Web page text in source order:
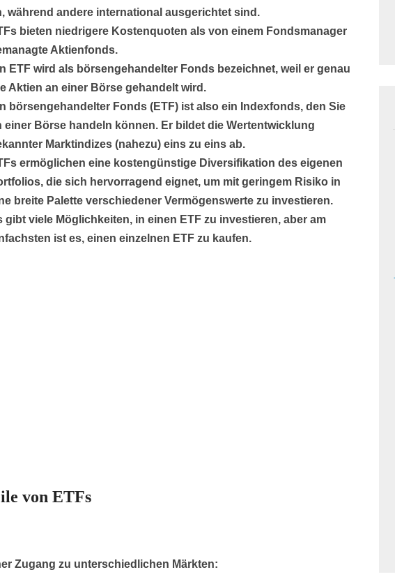
während andere international ausgerichtet sind.
bieten niedrigere Kostenquoten als von einem Fondsmanager
Aktienfonds.
ETF wird als börsengehandelter Fonds bezeichnet, weil er genau
Aktien an einer Börse gehandelt wird.
börsengehandelter Fonds (ETF) ist also ein Indexfonds, den Sie
einer Börse handeln können. Er bildet die Wertentwicklung
Marktindizes (nahezu) eins zu eins ab.
ermöglichen eine kostengünstige Diversifikation des eigenen
die sich hervorragend eignet, um mit geringem Risiko in
breite Palette verschiedener Vermögenswerte zu investieren.
gibt viele Möglichkeiten, in einen ETF zu investieren, aber am
ist es, einen einzelnen ETF zu kaufen.
von ETFs
Zugang zu unterschiedlichen Märkten: